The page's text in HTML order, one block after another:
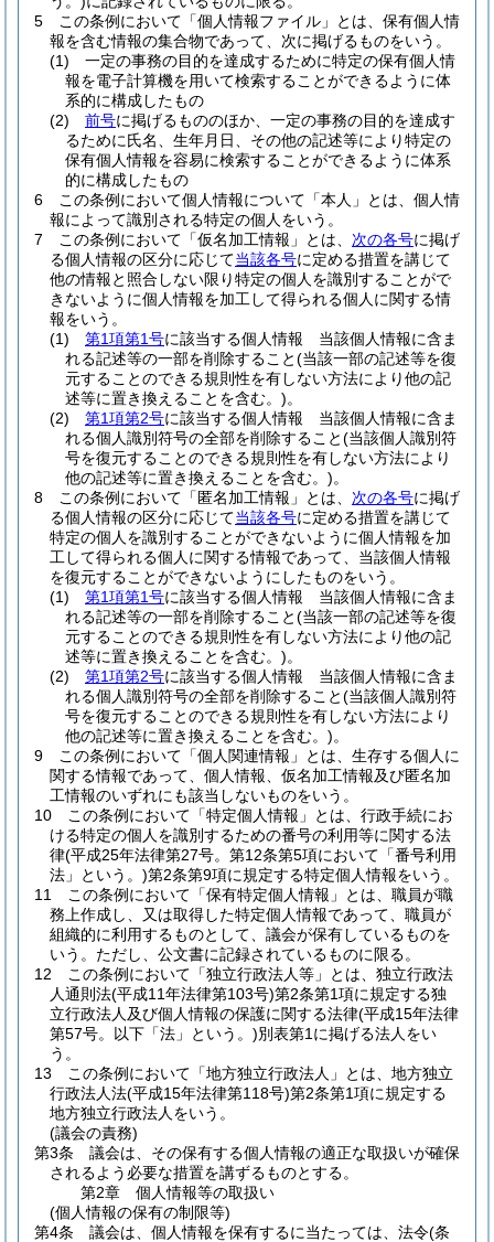
5
この条例において「個人情報ファイル」とは、保有個人情
報を含む情報の集合物であって、次に掲げるものをいう。
(1)
一定の事務の目的を達成するために特定の保有個人情
報を電子計算機を用いて検索することができるように体
系的に構成したもの
(2)
前号に掲げるもののほか、一定の事務の目的を達成す
るために氏名、生年月日、その他の記述等により特定の
保有個人情報を容易に検索することができるように体系
的に構成したもの
6
この条例において個人情報について「本人」とは、個人情
報によって識別される特定の個人をいう。
7
この条例において「仮名加工情報」とは、 次の各号に掲げ
る個人情報の区分に応じて当該各号に定める措置を講じて
他の情報と照合しない限り特定の個人を識別することがで
きないように個人情報を加工して得られる個人に関する情
報をいう。
(1)
第1項第1号に該当する個人情報 当該個人情報に含ま
れる記述等の一部を削除すること(当該一部の記述等を復
元することのできる規則性を有しない方法により他の記
述等に置き換えることを含む。)。
(2)
第1項第2号に該当する個人情報 当該個人情報に含ま
れる個人識別符号の全部を削除すること(当該個人識別符
号を復元することのできる規則性を有しない方法により
他の記述等に置き換えることを含む。)。
8
この条例において「匿名加工情報」とは、 次の各号に掲げ
る個人情報の区分に応じて当該各号に定める措置を講じて
特定の個人を識別することができないように個人情報を加
工して得られる個人に関する情報であって、当該個人情報
を復元することができないようにしたものをいう。
(1)
第1項第1号に該当する個人情報 当該個人情報に含ま
れる記述等の一部を削除すること(当該一部の記述等を復
元することのできる規則性を有しない方法により他の記
述等に置き換えることを含む。)。
(2)
第1項第2号に該当する個人情報 当該個人情報に含ま
れる個人識別符号の全部を削除すること(当該個人識別符
号を復元することのできる規則性を有しない方法により
他の記述等に置き換えることを含む。)。
9
この条例において「個人関連情報」とは、生存する個人に
関する情報であって、個人情報、仮名加工情報及び匿名加
工情報のいずれにも該当しないものをいう。
10
この条例において「特定個人情報」とは、行政手続にお
ける特定の個人を識別するための番号の利用等に関する法
律(平成25年法律第27号。第12条第5項において「番号利用
法」という。)第2条第9項に規定する特定個人情報をいう。
11
この条例において「保有特定個人情報」とは、職員が職
務上作成し、又は取得した特定個人情報であって、職員が
組織的に利用するものとして、議会が保有しているものを
いう。 ただし、公文書に記録されているものに限る。
12
この条例において「独立行政法人等」とは、独立行政法
人通則法(平成11年法律第103号)第2条第1項に規定する独
立行政法人及び個人情報の保護に関する法律(平成15年法律
第57号。以下「法」という。)別表第1に掲げる法人をい
う。
13
この条例において「地方独立行政法人」とは、地方独立
行政法人法(平成15年法律第118号)第2条第1項に規定する
地方独立行政法人をいう。
(議会の責務)
第3条
議会は、その保有する個人情報の適正な取扱いが確保
されるよう必要な措置を講ずるものとする。
第2章
個人情報等の取扱い
(個人情報の保有の制限等)
第4条
議会は、個人情報を保有するに当たっては、法令(条